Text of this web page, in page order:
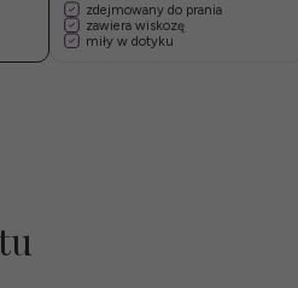
zdejmowany do prania
zawiera wiskozę
miły w dotyku